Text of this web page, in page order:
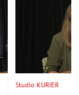
Studio KURIER